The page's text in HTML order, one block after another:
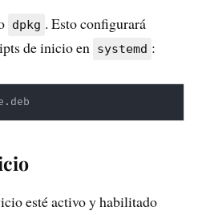
dpkg . Esto configurará
de inicio en systemd :
esté activo y habilitado